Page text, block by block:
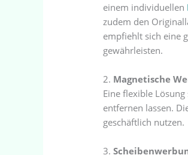
einem individuellen
zudem den
empfiehlt sich eine
gewährleisten.
2. Magnetische
Eine flexible
entfernen lassen.
geschäftlich nutzen.
3.